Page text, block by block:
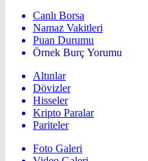
Canlı Borsa
Namaz Vakitleri
Puan Durumu
Örnek Burç Yorumu
Altınlar
Dövizler
Hisseler
Kripto Paralar
Pariteler
Foto Galeri